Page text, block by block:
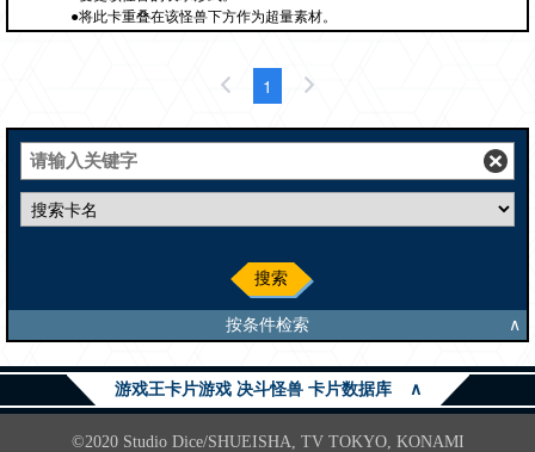
●将此卡重叠在该怪兽下方作为超量素材。
1
搜索
按条件检索 ∧
游戏王卡片游戏 决斗怪兽 卡片数据库 ∧
©2020 Studio Dice/SHUEISHA, TV TOKYO, KONAMI